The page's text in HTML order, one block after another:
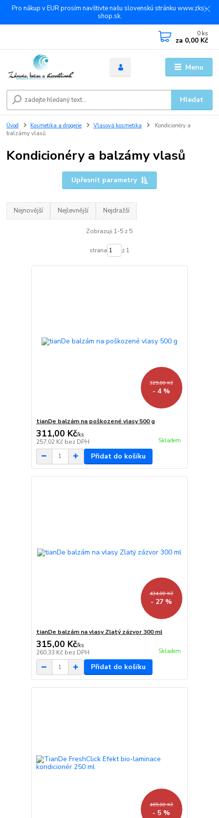
Pro nákup v EUR prosím navštivte našu slovenskú stránku www.zks-
shop.sk.
Menu
Hledat
0 ks
za 0,00 Kč
Úvod Kosmetika a drogerie Vlasová kosmetika
Kondicionéry a
balzámy vlasů
Kondicionéry a balzámy vlasů
Upřesnit parametry
Nejnovější Nejlevnější Nejdražší
Zobrazuji 1-5 z 5
strana z 1
325,00 Kč
- 4 %
tianDe balzám na poškozené vlasy 500 g
311,00 Kč/ks
257,02 Kč bez DPH Skladem
Přidat do košíku
434,00 Kč
- 27 %
tianDe balzám na vlasy Zlatý zázvor 300 ml
315,00 Kč/ks
260,33 Kč bez DPH Skladem
Přidat do košíku
465,00 Kč
- 5 %